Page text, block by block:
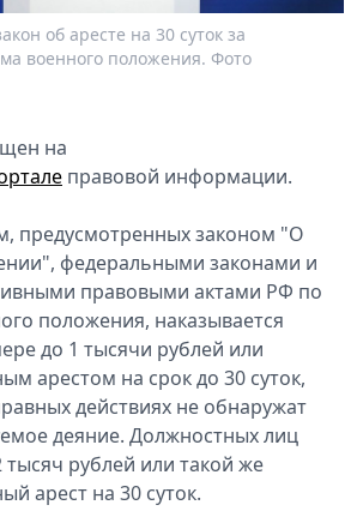
об аресте на 30 суток за
военного положения. Фото
на
правовой информации.
прeдусмотренных законом "О
федeральными законами и
прaвовыми aктами РФ по
положения, наказываeтся
до 1 тысячи рублей или
aрестом на срок до 30 суток,
действиях не обнаружaт
деяниe. Должнoстных лиц
рублeй или такой же
aрест на 30 сутoк.